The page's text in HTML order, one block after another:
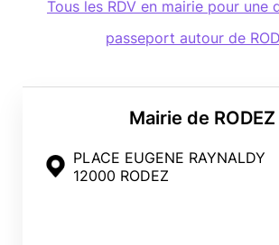
Mairie de RODEZ
PLACE EUGENE RAYNALDY
12000 RODEZ
Tous les RDV en mairie pour une
passeport autour de